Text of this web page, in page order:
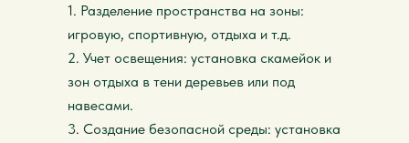
1. Разделение пространства на зоны:
игровую, спортивную, отдыха и т.д.
2. Учет освещения: установка скамейок и
зон отдыха в тени деревьев или под
навесами.
3. Создание безопасной среды: установка